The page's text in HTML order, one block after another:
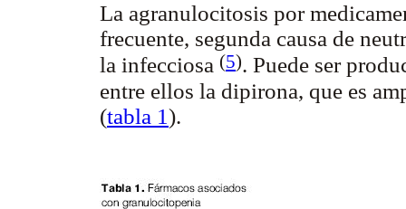
La agranulocitosis por
frecuente, segunda causa de
la infecciosa (5). Puede ser
entre ellos la dipirona, que es
(tabla 1).